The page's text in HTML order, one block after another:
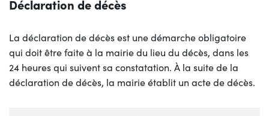
Déclaration de décès
La déclaration de décès est une démarche obligatoire
qui doit être faite à la mairie du lieu du décès, dans les
24 heures qui suivent sa constatation. À la suite de la
déclaration de décès, la mairie établit un acte de décès.